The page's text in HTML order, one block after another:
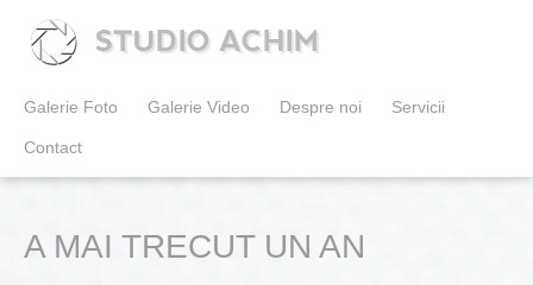
STUDIO ACHIM
Galerie Foto Galerie Video Despre noi Servicii
Contact
A MAI TRECUT UN AN